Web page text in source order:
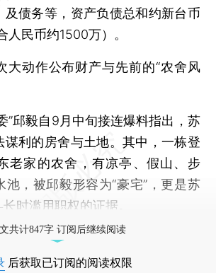
及债务等，资产负债总和约新台币
人民币约1500万）。
动作公布财产与先前的“农舍风
毅自9月中旬接连爆料指出，苏
谋利的房舍与土地。其中，一栋登
老家的农舍，有凉亭、假山、步
池，被邱毅形容为“豪宅”，更是苏
时滥用职权的证据。
共计847字 订阅后继续阅读
后获取已订阅的阅读权限